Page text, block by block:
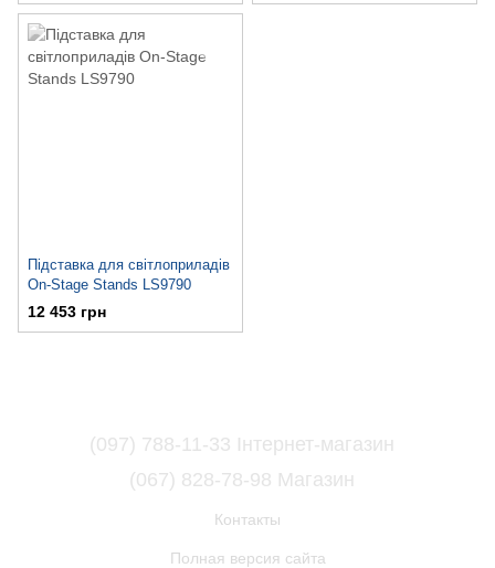
Підставка для світлоприладів
On-Stage Stands LS9790
12 453 грн
(097) 788-11-33 Інтернет-магазин
(067) 828-78-98 Магазин
Контакты
Полная версия сайта